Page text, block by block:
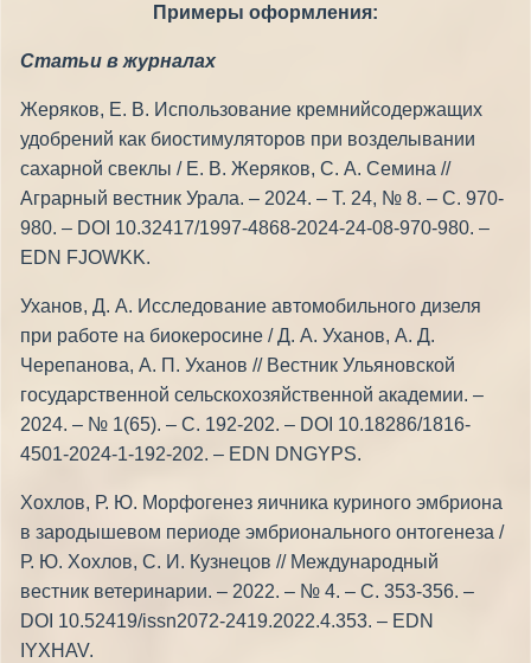
Примеры оформления:
Статьи в журналах
Жеряков, Е. В. Использование кремнийсодержащих
удобрений как биостимуляторов при возделывании
сахарной свеклы / Е. В. Жеряков, С. А. Семина //
Аграрный вестник Урала. – 2024. – Т. 24, № 8. – С. 970-
980. – DOI 10.32417/1997-4868-2024-24-08-970-980. –
EDN FJOWKK.
Уханов, Д. А. Исследование автомобильного дизеля
при работе на биокеросине / Д. А. Уханов, А. Д.
Черепанова, А. П. Уханов // Вестник Ульяновской
государственной сельскохозяйственной академии. –
2024. – № 1(65). – С. 192-202. – DOI 10.18286/1816-
4501-2024-1-192-202. – EDN DNGYPS.
Хохлов, Р. Ю. Морфогенез яичника куриного эмбриона
в зародышевом периоде эмбрионального онтогенеза /
Р. Ю. Хохлов, С. И. Кузнецов // Международный
вестник ветеринарии. – 2022. – № 4. – С. 353-356. –
DOI 10.52419/issn2072-2419.2022.4.353. – EDN
IYXHAV.